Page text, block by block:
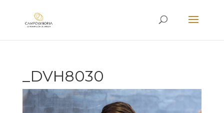
_DVH8030